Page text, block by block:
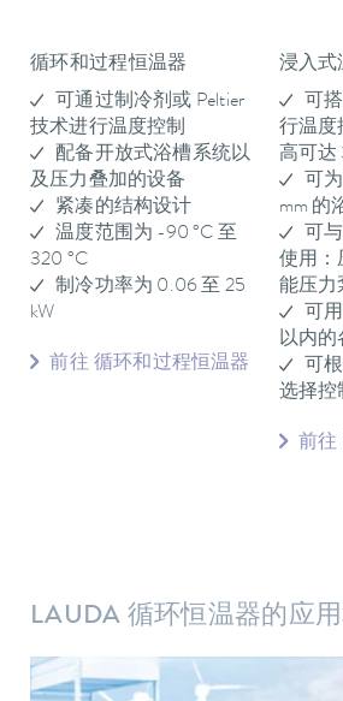
循环和过程恒温器
可通过制冷剂或 Peltier
技术进行温度控制
配备开放式浴槽系统以
及压力叠加的设备
紧凑的结构设计
温度范围为 -90 °C 至
320 °C
制冷功率为 0.06 至 25
kW
前往 循环和过程恒温器
浸入式
可
行温度
高可达
可
mm 的
可
使用：
能压力
可
以内的
可
选择控
前往
LAUDA 循环恒温器的应